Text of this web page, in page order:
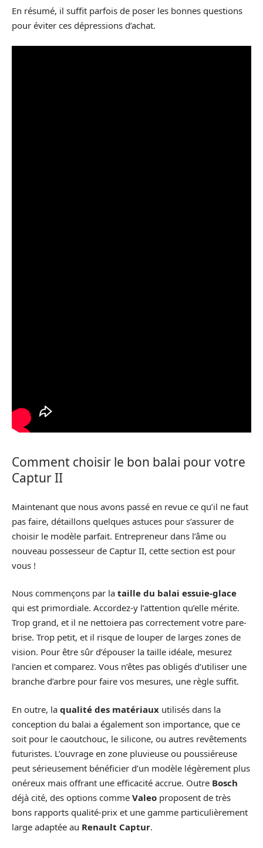
En résumé, il suffit parfois de poser les bonnes questions
pour éviter ces dépressions d’achat.
Comment choisir le bon balai pour votre
Captur II
Maintenant que nous avons passé en revue ce qu’il ne faut
pas faire, détaillons quelques astuces pour s’assurer de
choisir le modèle parfait. Entrepreneur dans l’âme ou
nouveau possesseur de Captur II, cette section est pour
vous !
Nous commençons par la taille du balai essuie-glace
qui est primordiale. Accordez-y l’attention qu’elle mérite.
Trop grand, et il ne nettoiera pas correctement votre pare-
brise. Trop petit, et il risque de louper de larges zones de
vision. Pour être sûr d’épouser la taille idéale, mesurez
l’ancien et comparez. Vous n’êtes pas obligés d’utiliser une
branche d’arbre pour faire vos mesures, une règle suffit.
En outre, la qualité des matériaux utilisés dans la
conception du balai a également son importance, que ce
soit pour le caoutchouc, le silicone, ou autres revêtements
futuristes. L’ouvrage en zone pluvieuse ou poussiéreuse
peut sérieusement bénéficier d’un modèle légèrement plus
onéreux mais offrant une efficacité accrue. Outre Bosch
déjà cité, des options comme Valeo proposent de très
bons rapports qualité-prix et une gamme particulièrement
large adaptée au Renault Captur.